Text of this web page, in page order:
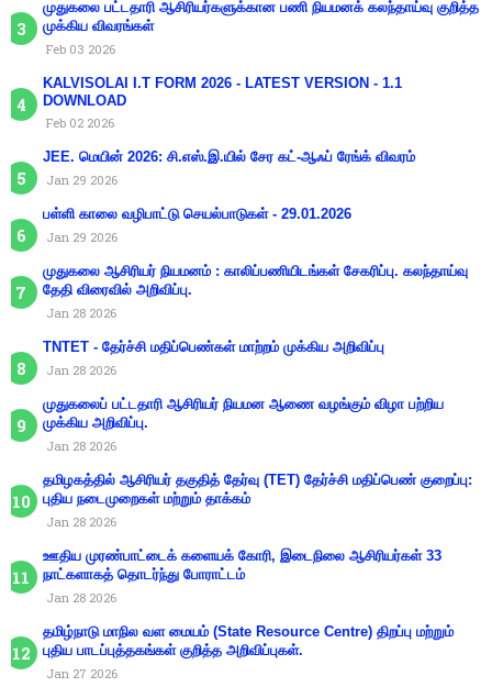
முதுகலை பட்டதாரி ஆசிரியர்களுக்கான பணி நியமனக் கலந்தாய்வு குறித்த
முக்கிய விவரங்கள்
Feb 03 2026
KALVISOLAI I.T FORM 2026 - LATEST VERSION - 1.1
DOWNLOAD
Feb 02 2026
JEE. மெயின் 2026: சி.எஸ்.இ.யில் சேர கட்-ஆஃப் ரேங்க் விவரம்
Jan 29 2026
பள்ளி காலை வழிபாட்டு செயல்பாடுகள் - 29.01.2026
Jan 29 2026
முதுகலை ஆசிரியர் நியமனம் : காலிப்பணியிடங்கள் சேகரிப்பு. கலந்தாய்வு
தேதி விரைவில் அறிவிப்பு.
Jan 28 2026
TNTET - தேர்ச்சி மதிப்பெண்கள் மாற்றம் முக்கிய அறிவிப்பு
Jan 28 2026
முதுகலைப் பட்டதாரி ஆசிரியர் நியமன ஆணை வழங்கும் விழா பற்றிய
முக்கிய அறிவிப்பு.
Jan 28 2026
தமிழகத்தில் ஆசிரியர் தகுதித் தேர்வு (TET) தேர்ச்சி மதிப்பெண் குறைப்பு:
புதிய நடைமுறைகள் மற்றும் தாக்கம்
Jan 28 2026
ஊதிய முரண்பாட்டைக் களையக் கோரி, இடைநிலை ஆசிரியர்கள் 33
நாட்களாகத் தொடர்ந்து போராட்டம்
Jan 28 2026
தமிழ்நாடு மாநில வள மையம் (State Resource Centre) திறப்பு மற்றும்
புதிய பாடப்புத்தகங்கள் குறித்த அறிவிப்புகள்.
Jan 27 2026